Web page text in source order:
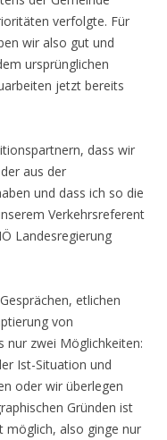
verfolgte. Für
wir also gut und
ursprünglichen
jetzt bereits
dass wir
aus der
und dass ich so die
Verkehrsreferent
Landesregierung
etlichen
von
nur zwei Möglichkeiten:
Ist-Situation und
oder wir überlegen
Gründen ist
möglich, also ginge nur